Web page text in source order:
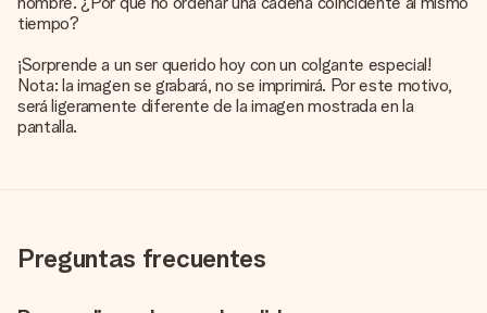
tiempo?
¡Sorprende a un ser querido hoy con un colgante especial!
Nota: la imagen se grabará, no se imprimirá. Por este motivo,
será ligeramente diferente de la imagen mostrada en la
pantalla.
Preguntas frecuentes